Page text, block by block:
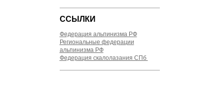
ССЫЛКИ
Федерация альпинизма РФ
Региональные федерации
альпинизма РФ
Федерация скалолазания СПб